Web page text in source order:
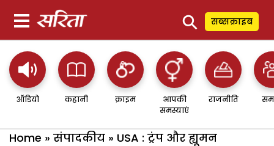
⚲ सब्सक्राइब
ऑडियो कहानी क्राइम
आपकी
समस्याएं
राजनीति
Home » संपादकीय » USA : ट्रंप और ह्यूमन